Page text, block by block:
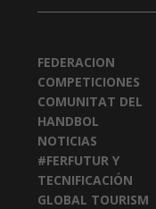
FEDERACION
COMPETICIONES
COMUNITAT DEL
HANDBOL
NOTICIAS
#FERFUTUR Y
TECNIFICACIÓN
GLOBAL TOURISM